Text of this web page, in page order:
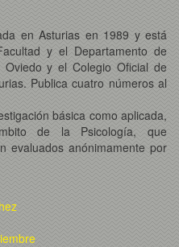
en Asturias en 1989 y está
y el Departamento de
y el Colegio Oficial de
Publica cuatro números al
básica como aplicada,
de la Psicología, que
evaluados anónimamente por